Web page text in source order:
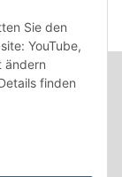
Sie den
YouTube,
ändern
finden